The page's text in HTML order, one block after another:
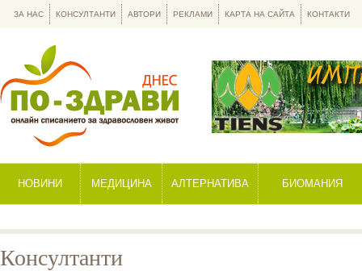
НОВИНИ МЕДИЦИНА АЛТЕРНАТИВА БИОМАНИЯ
ЗА НАС КОНСУЛТАНТИ АВТОРИ РЕКЛАМИ КАРТА НА САЙТА КОНТАКТИ
Консултанти